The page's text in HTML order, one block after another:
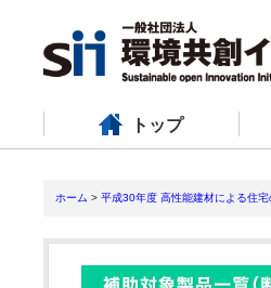
トップ
ホーム > 平成30年度 高性能建材による住宅